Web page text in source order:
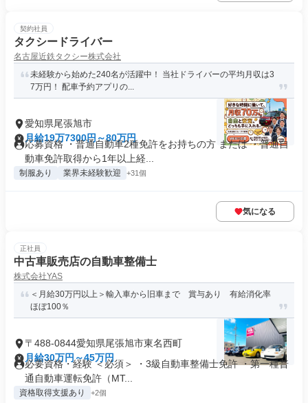
契約社員
タクシードライバー
名古屋近鉄タクシー株式会社
未経験から始めた240名が活躍中！ 当社ドライバーの平均月収は3
7万円！ 配車予約アプリの...
愛知県尾張旭市
月給19万7300円～80万円
応募資格 ・普通自動車2種免許をお持ちの方 または ・普通自
動車免許取得から1年以上経...
制服あり 業界未経験歓迎 +31個
気になる
正社員
中古車販売店の自動車整備士
株式会社YAS
＜月給30万円以上＞輸入車から旧車まで 賞与あり 有給消化率
ほぼ100％
〒488-0844愛知県尾張旭市東名西町
月給30万円～45万円
必要資格・経験 ＜必須＞ ・3級自動車整備士免許 ・第一種普
通自動車運転免許（MT...
資格取得支援あり +2個